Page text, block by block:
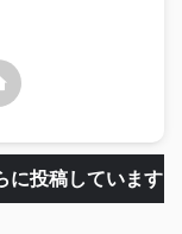
に投稿しています